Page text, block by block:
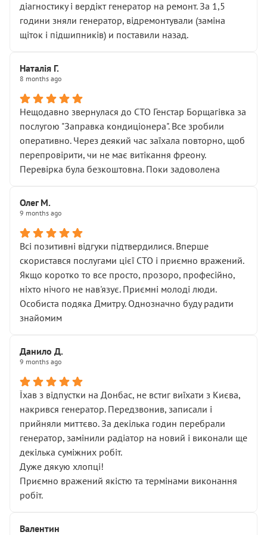
діагностику і вердікт генератор на ремонт. За 1,5
години зняли генератор, відремонтували (заміна
щіток і підшипників) и поставили назад.
Наталія Г.
8 months ago
Нещодавно звернулася до СТО Генстар Борщагівка за
послугою "Заправка кондиціонера". Все зробили
оперативно. Через деякий час заїхала повторно, щоб
перепровірити, чи не має витікання фреону.
Перевірка була безкоштовна. Поки задоволена
Олег М.
9 months ago
Всі позитивні відгуки підтвердилися. Вперше
скористався послугами цієї СТО і приємно вражений.
Якщо коротко то все просто, прозоро, професійно,
ніхто нічого не нав'язує. Приємні молоді люди.
Особиста подяка Дмитру. Однозначно буду радити
знайомим
Данило Д.
9 months ago
Їхав з відпустки на Донбас, не встиг виїхати з Києва,
накрився генератор. Передзвонив, записали і
прийняли миттєво. За декілька годин перебрали
генератор, замінили радіатор на новий і виконали ще
декілька суміжних робіт.
Дуже дякую хлопці!
Приємно вражений якістю та термінами виконання
робіт.
Валентин